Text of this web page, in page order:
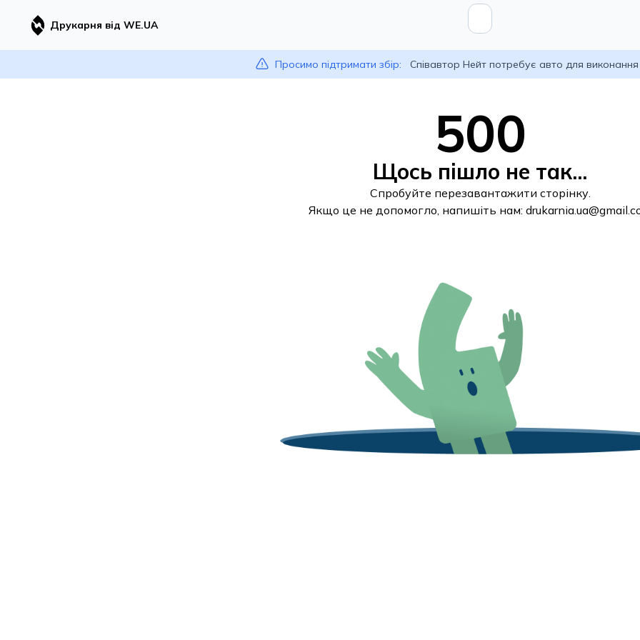
Друкарня від WE.UA
Просимо підтримати збір: Співавтор Нейт потребує авто для
500
Щось пішло не так...
Спробуйте перезавантажити сторінку.
Якщо це не допомогло, напишіть нам: